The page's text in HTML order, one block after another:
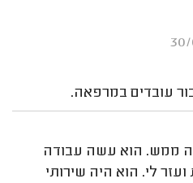
עובדים במרפאה.
ממש. הוא עשה עבודה
לי. הוא היה שירותי